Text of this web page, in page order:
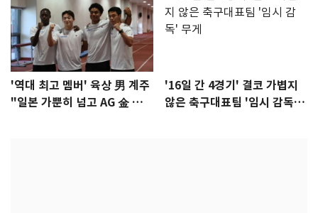
'역대 최고 멤버' 육상 男 계주
"일본 가뿐히 넘고 AG 金 따겠
'16일 간 4경기' 결코 가볍지
않은 축구대표팀 '임시 감독'